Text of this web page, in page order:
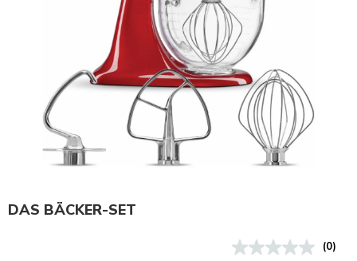
DAS BÄCKER-SET
(0)